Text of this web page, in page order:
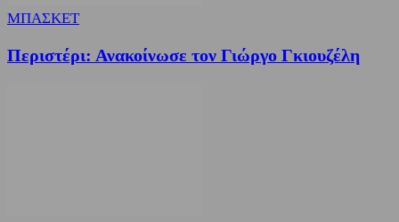
ΜΠΑΣΚΕΤ
Περιστέρι: Ανακοίνωσε τον Γιώργο Γκιουζέλη